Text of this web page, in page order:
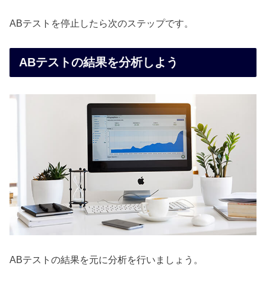
ABテストを停止したら次のステップです。
ABテストの結果を分析しよう
ABテストの結果を元に分析を行いましょう。